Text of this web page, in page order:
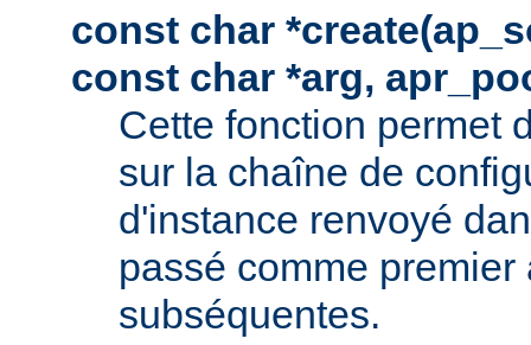
const char
const char *arg,
Cette fonction permet
sur la chaîne de
d'instance renvoyé
passé comme
subséquentes.